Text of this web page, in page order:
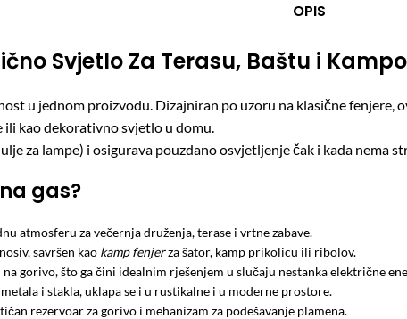
OPIS
Svjetlo Za Terasu, Baštu i
u jednom proizvodu. Dizajniran po uzoru na klasične fenjere,
ili kao dekorativno svjetlo u domu.
za lampe) i osigurava pouzdano osvjetljenje čak i kada nema
gas?
atmosferu za večernja druženja, terase i vrtne zabave.
savršen kao kamp fenjerza šator, kamp prikolicu ili ribolov.
na gorivo, što ga čini idealnim rješenjem u slučaju nestanka električne
i stakla, uklapa se i u rustikalne i u moderne prostore.
rezervoar za gorivo i mehanizam za podešavanje plamena.